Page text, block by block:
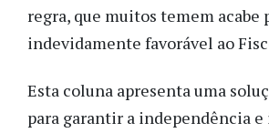
regra, que muitos temem acabe
indevidamente favorável ao
Esta coluna apresenta uma
para garantir a independência e